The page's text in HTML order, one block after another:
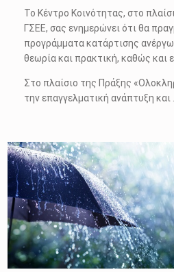
Το Κέντρο Κοινότητας, στo
ΓΣΕΕ, σας ενημερώνει ότι θα
προγράμματα κατάρτισης
θεωρία και πρακτική, καθώς και
Στο πλαίσιο της Πράξης
την επαγγελματική ανάπτυξη και